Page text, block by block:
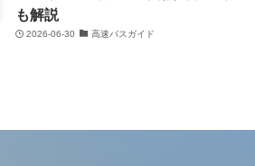
も解説
2026-06-30 高速バスガイド